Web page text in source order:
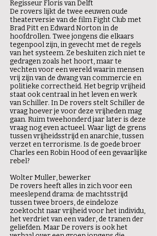
Regisseur Floris van Delft
De rovers lijkt de twee eeuwen oude
theaterversie van de film Fight Club met
Brad Pitt en Edward Norton in de
hoofdrollen. Twee jongens die elkaars
tegenpool zijn, in gevecht met de regels
van het systeem. Ze besluiten zich niet te
gedragen zoals het hoort, maar te
vechten voor een wereld waarin mensen
vrij zijn van de dwang van commercie en
politieke correctheid. Het begrip vrijheid
staat ook centraal in het leven en werk
van Schiller. In De rovers stelt Schiller de
vraag hoever je voor deze vrijheden mag
gaan. Ruim tweehonderd jaar later is deze
vraag nog even actueel. Waar ligt de grens
tussen vrijheidsstrijd en anarchie, tussen
verzet en terrorisme. Is de goede broer
Charles een Robin Hood of een gevaarlijke
rebel?
Wolter Muller, bewerker
De rovers heeft alles in zich voor een
meeslepend drama: de machtsstrijd
tussen twee broers, de eindeloze
zoektocht naar vrijheid voor het individu,
het verdriet van een vader, de tranen der
geliefden. Maar De rovers is ook het